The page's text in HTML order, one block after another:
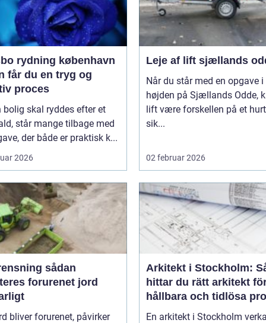
rydning københavn
får du en tryg og
proces
bolig skal ryddes efter et
står mange tilbage med
der både er praktisk k...
2026
Leje af lift sjællands
Når du står med en opgave i
højden på Sjællands Odde,
lift være forskellen på et
sik...
02 februar 2026
sådan
forurenet jord
bliver forurenet, påvirker
Arkitekt i Stockholm:
hittar du rätt arkitekt
hållbara och tidlösa
En arkitekt i Stockholm